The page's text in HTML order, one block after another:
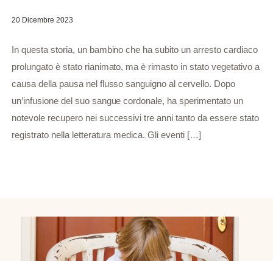
20 Dicembre 2023
In questa storia, un bambino che ha subito un arresto cardiaco
prolungato è stato rianimato, ma è rimasto in stato vegetativo a
causa della pausa nel flusso sanguigno al cervello. Dopo
un’infusione del suo sangue cordonale, ha sperimentato un
notevole recupero nei successivi tre anni tanto da essere stato
registrato nella letteratura medica. Gli eventi […]